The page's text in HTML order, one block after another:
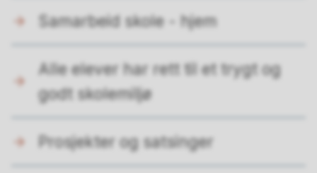
Samarbeid skole - hjem
Alle elever har rett til et trygt og
godt skolemiljø
Prosjekter og satsinger